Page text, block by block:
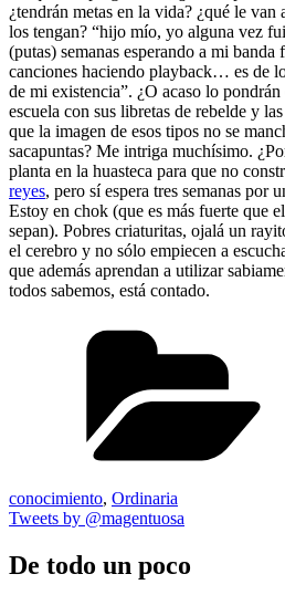
¿tendrán metas en la vida? ¿qué le van
los tengan? “hijo mío, yo alguna vez
(putas) semanas esperando a mi
canciones haciendo playback… es de
de mi existencia”. ¿O acaso lo
escuela con sus libretas de rebelde y
que la imagen de esos tipos no se
sacapuntas? Me intriga muchísimo.
planta en la huasteca para que no
reyes, pero sí espera tres semanas por
Estoy en chok (que es más fuerte que
sepan). Pobres criaturitas, ojalá un
el cerebro y no sólo empiecen a
que además aprendan a utilizar
todos sabemos, está contado.
conocimiento, Ordinaria
Tweets by @magentuosa
De todo un poco